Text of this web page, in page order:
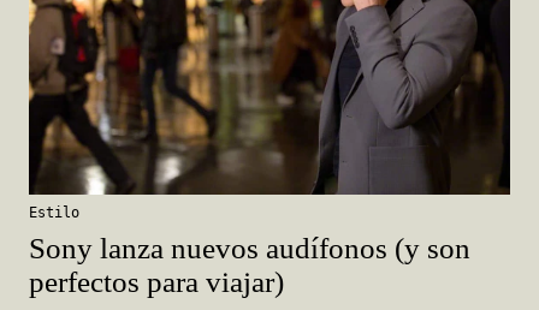
Estilo
Sony lanza nuevos audífonos (y son
perfectos para viajar)